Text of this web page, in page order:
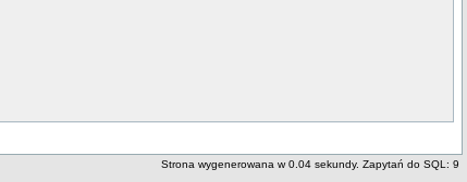
Strona wygenerowana w 0.04 sekundy. Zapytań do SQL: 9